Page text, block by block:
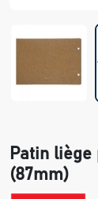
Patin liège
(87mm)